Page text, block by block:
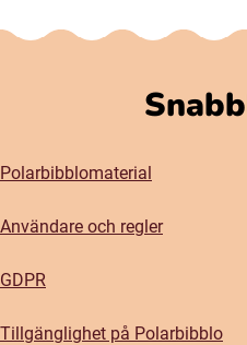
Polarbibblomaterial
Användare och regler
GDPR
Tillgänglighet på Polarbibblo